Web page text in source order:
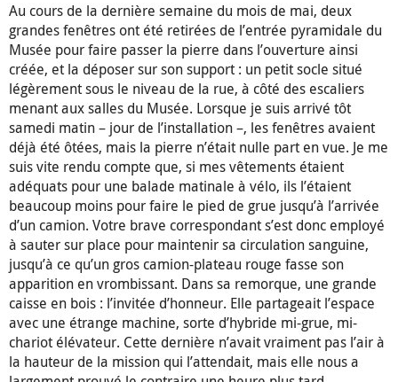
Au cours de la dernière semaine du mois de mai, deux
grandes fenêtres ont été retirées de l’entrée pyramidale du
Musée pour faire passer la pierre dans l’ouverture ainsi
créée, et la déposer sur son support : un petit socle situé
légèrement sous le niveau de la rue, à côté des escaliers
menant aux salles du Musée. Lorsque je suis arrivé tôt
samedi matin – jour de l’installation –, les fenêtres avaient
déjà été ôtées, mais la pierre n’était nulle part en vue. Je me
suis vite rendu compte que, si mes vêtements étaient
adéquats pour une balade matinale à vélo, ils l’étaient
beaucoup moins pour faire le pied de grue jusqu’à l’arrivée
d’un camion. Votre brave correspondant s’est donc employé
à sauter sur place pour maintenir sa circulation sanguine,
jusqu’à ce qu’un gros camion-plateau rouge fasse son
apparition en vrombissant. Dans sa remorque, une grande
caisse en bois : l’invitée d’honneur. Elle partageait l’espace
avec une étrange machine, sorte d’hybride mi-grue, mi-
chariot élévateur. Cette dernière n’avait vraiment pas l’air à
la hauteur de la mission qui l’attendait, mais elle nous a